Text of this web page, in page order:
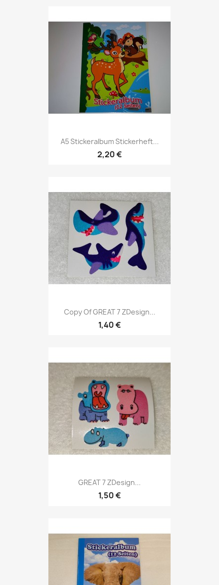
A5 Stickeralbum Stickerheft...
2,20 €
Copy Of GREAT 7 ZDesign...
1,40 €
GREAT 7 ZDesign...
1,50 €